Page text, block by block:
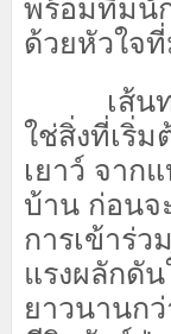
พร้อมทีมนั
ด้วยหัวใจ
เส้นทาง
ใช่สิ่งที่เริ่
เยาว์ จาก
บ้าน ก่อน
การเข้าร่
แรงผลักดั
ยาวนานก